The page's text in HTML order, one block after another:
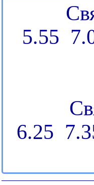
5.55
6.25